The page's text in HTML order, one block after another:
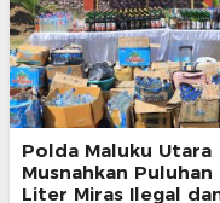
Polda Maluku Utara
Musnahkan Puluhan
Liter Miras Ilegal